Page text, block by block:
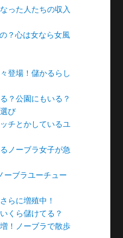
った人たちの収入
？心は女なら女風
登場！儲かるらし
？公園にもいる？
び
チとかしているユ
ノーブラ女子が急
ブラユーチュー
らに増殖中！
くら儲けてる？
！ノーブラで散歩